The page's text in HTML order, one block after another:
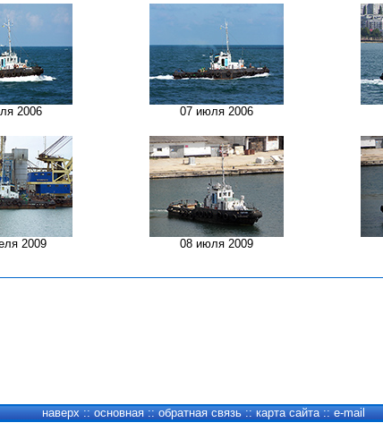
2006 07 июля 2006
2009 08 июля 2009
наверх ::основная ::обратная связь :: карта сайта::e-mail